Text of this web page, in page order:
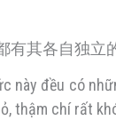
有其各自独立
này đều có
thậm chí rất